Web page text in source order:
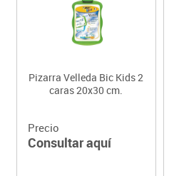
Pizarra Velleda Bic Kids 2
caras 20x30 cm.
Precio
Consultar aquí